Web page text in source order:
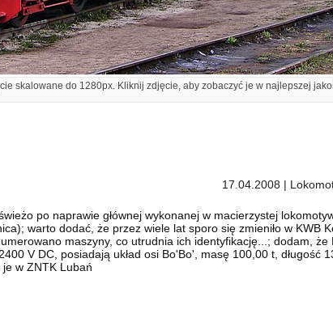
skalowane do 1280px. Kliknij zdjęcie, aby zobaczyć je w najlepszej
17.04.2008 |
po naprawie głównej wykonanej w macierzystej
warto dodać, że przez wiele lat sporo się zmieniło w KWB
maszyny, co utrudnia ich identyfikację...; dodam, że
V DC, posiadają układ osi Bo'Bo', masę 100,00 t, długość
w ZNTK Lubań